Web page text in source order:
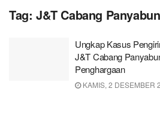
Tag: J&T Cabang
Ungkap Kasus
J&T Cabang
Penghargaan
KAMIS, 2 DESEMBER